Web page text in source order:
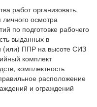
работ организовать,
личного осмотра
по подготовке рабочего
выданных в
(или) ППР на высоте СИЗ
комплект
комплектность
расположение
и ограждений